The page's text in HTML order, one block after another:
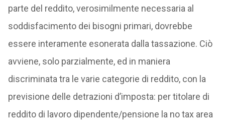
parte del reddito, verosimilmente necessaria al
soddisfacimento dei bisogni primari, dovrebbe
essere interamente esonerata dalla tassazione. Ciò
avviene, solo parzialmente, ed in maniera
discriminata tra le varie categorie di reddito, con la
previsione delle detrazioni d’imposta: per titolare di
reddito di lavoro dipendente/pensione la no tax area